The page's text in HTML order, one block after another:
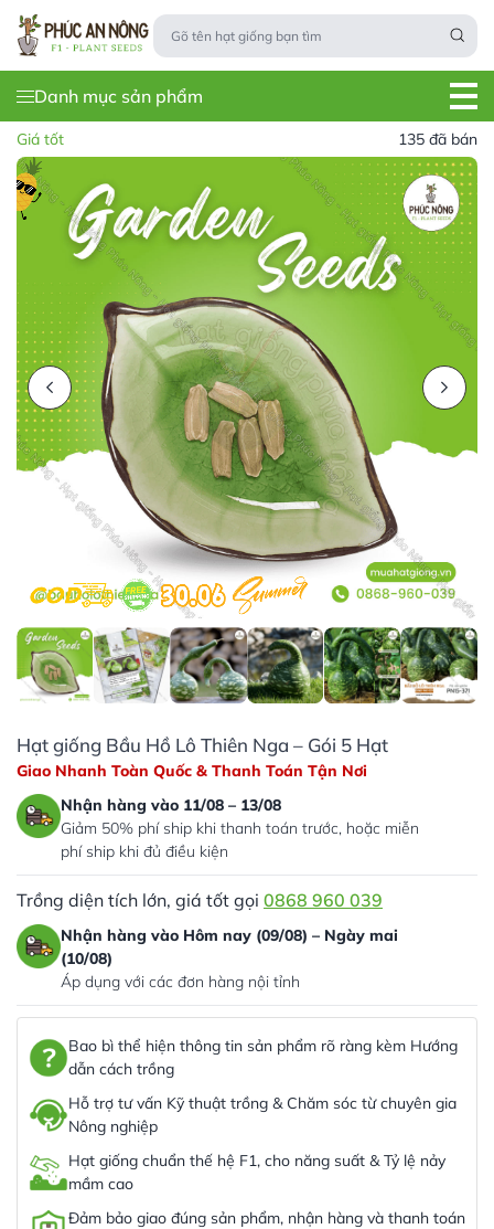
Danh mục sản phẩm
Giá tốt 135 đã bán
Hạt giống Bầu Hồ Lô Thiên Nga – Gói 5 Hạt
Giao Nhanh Toàn Quốc & Thanh Toán Tận Nơi
Nhận hàng vào 11/08 – 13/08
Giảm 50% phí ship khi thanh toán trước, hoặc miễn
phí ship khi đủ điều kiện
Trồng diện tích lớn, giá tốt gọi 0868 960 039
Nhận hàng vào Hôm nay (09/08) – Ngày mai
(10/08)
Áp dụng với các đơn hàng nội tỉnh
Bao bì thể hiện thông tin sản phẩm rõ ràng kèm Hướng
dẫn cách trồng
Hỗ trợ tư vấn Kỹ thuật trồng & Chăm sóc từ chuyên gia
Nông nghiệp
Hạt giống chuẩn thế hệ F1, cho năng suất & Tỷ lệ nảy
mầm cao
Đảm bảo giao đúng sản phẩm, nhận hàng và thanh toán